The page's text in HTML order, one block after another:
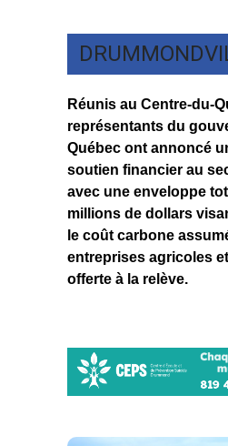
Réunis au Centre-du-
représentants du
Québec ont annoncé
soutien financier au
avec une enveloppe
millions de dollars
le coût carbone
entreprises agricoles
offerte à la relève.